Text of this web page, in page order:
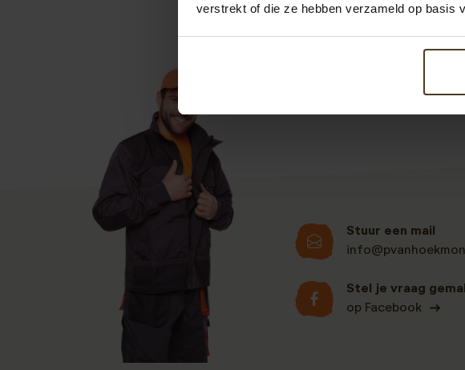
verstrekt of die ze hebben verzameld op basis
Stuur een mail
Stel je vraag
op Facebook